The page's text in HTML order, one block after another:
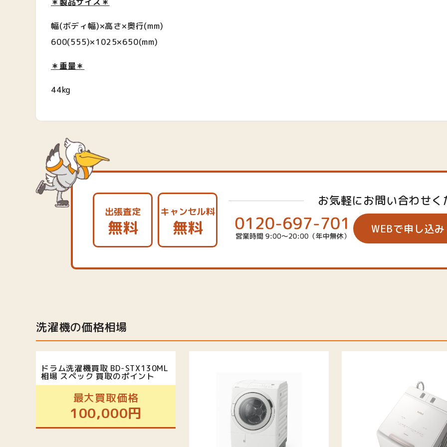
幅(ボディ幅)×高さ×奥行(mm)
600(555)×1025×650(mm)
＊重量＊
44kg
出張査定
無料
キャンセル料
無料
お気軽にお問い合わせく
WEBで申し込み
洗濯機の価格相場
ドラム洗濯機買取 BD-STX130ML
相場 スペック 買取のポイント
最大買取価格
100,000円